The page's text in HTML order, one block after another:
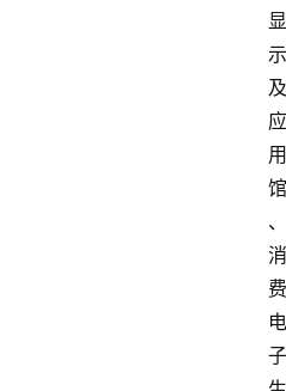
显
示
及
应
用
馆
、
消
费
电
子